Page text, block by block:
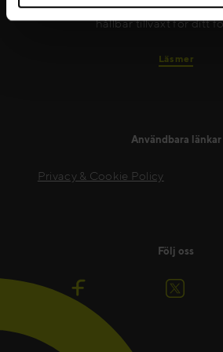
coaching de behöver för att må
hållbar tillväxt för ditt
Läs mer
Användbara länkar
Privacy & Cookie Policy
Följ oss